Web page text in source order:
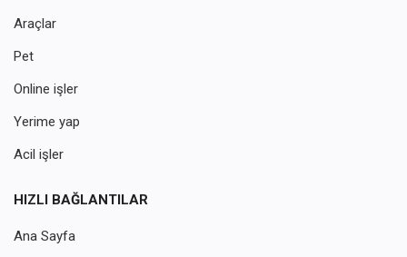
Araçlar
Pet
Online işler
Yerime yap
Acil işler
HIZLI BAĞLANTILAR
Ana Sayfa